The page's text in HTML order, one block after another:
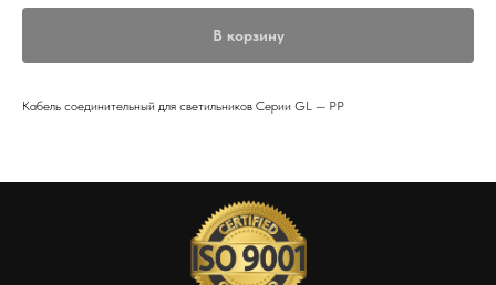
В корзину
Кабель соединительный для светильников Серии GL — PP